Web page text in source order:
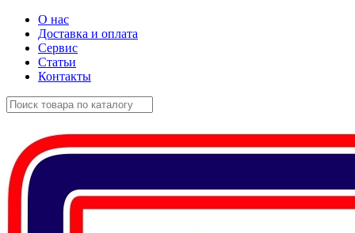
О нас
Доставка и оплата
Сервис
Статьи
Контакты